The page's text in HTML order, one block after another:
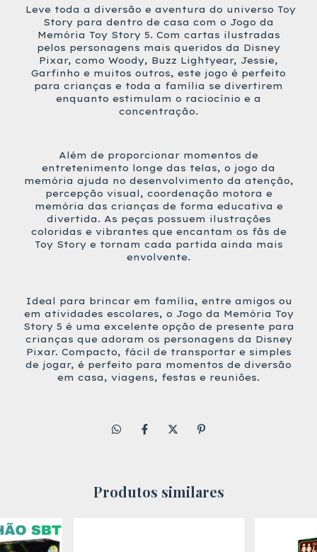
Leve toda a diversão e aventura do universo Toy
Story para dentro de casa com o Jogo da
Memória Toy Story 5. Com cartas ilustradas
pelos personagens mais queridos da Disney
Pixar, como Woody, Buzz Lightyear, Jessie,
Garfinho e muitos outros, este jogo é perfeito
para crianças e toda a família se divertirem
enquanto estimulam o raciocínio e a
concentração.
Além de proporcionar momentos de
entretenimento longe das telas, o jogo da
memória ajuda no desenvolvimento da atenção,
percepção visual, coordenação motora e
memória das crianças de forma educativa e
divertida. As peças possuem ilustrações
coloridas e vibrantes que encantam os fãs de
Toy Story e tornam cada partida ainda mais
envolvente.
Ideal para brincar em família, entre amigos ou
em atividades escolares, o Jogo da Memória Toy
Story 5 é uma excelente opção de presente para
crianças que adoram os personagens da Disney
Pixar. Compacto, fácil de transportar e simples
de jogar, é perfeito para momentos de diversão
em casa, viagens, festas e reuniões.
Produtos similares